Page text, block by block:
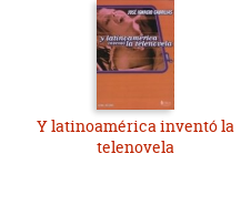
Y latinoamérica inventó la
telenovela